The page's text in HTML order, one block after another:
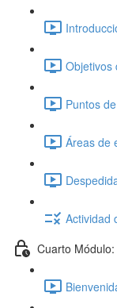
Objetivos
Puntos
Áreas de
Actividad
Cuarto